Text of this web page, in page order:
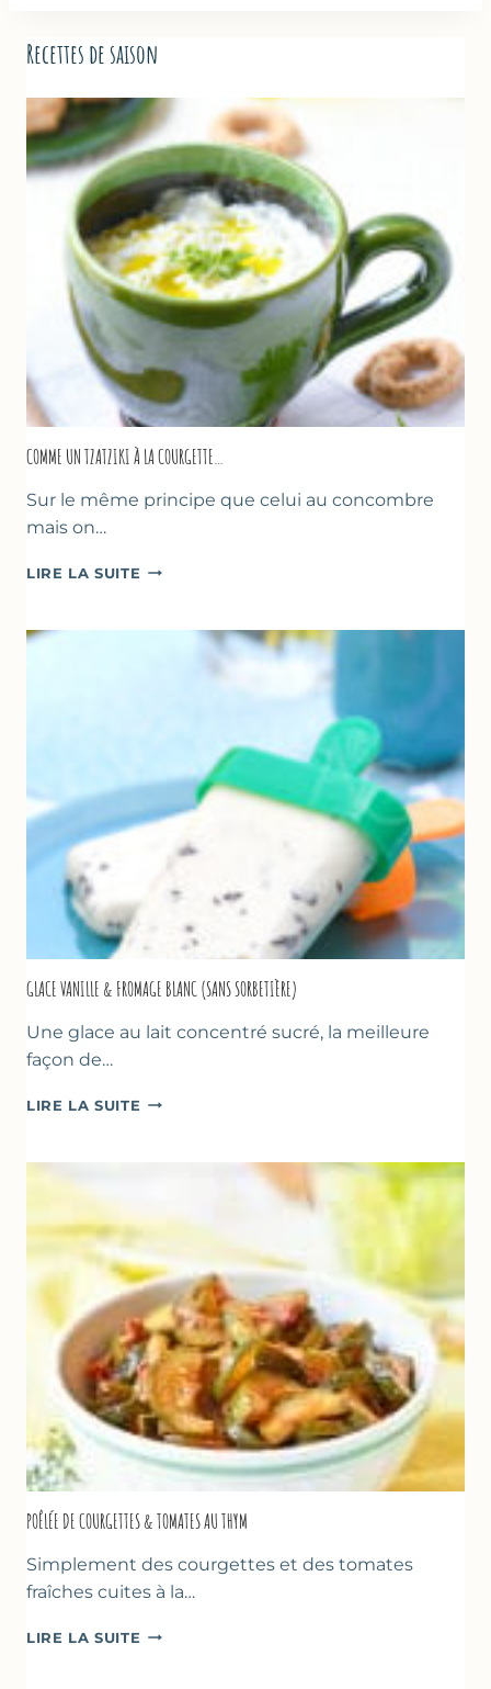
Recettes de saison
COMME UN TZATZIKI À LA COURGETTE…
Sur le même principe que celui au concombre
mais on…
LIRE LA SUITE COMME
À
COURGETTE…
GLACE VANILLE & FROMAGE BLANC (SANS SORBETIÈRE)
Une glace au lait concentré sucré, la meilleure
façon de…
LIRE LA SUITE GLACE
POÊLÉE DE COURGETTES & TOMATES AU THYM
Simplement des courgettes et des tomates
fraîches cuites à la…
LIRE LA SUITE POÊLÉE